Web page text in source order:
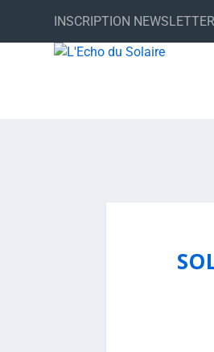
INSCRIPTION NEWSLETTER